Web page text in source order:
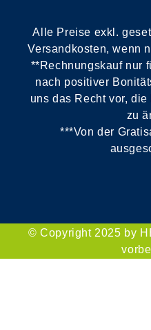
Alle Preise exkl.
Versandkosten, wenn
**Rechnungskauf nur
nach positiver
uns das Recht vor,
zu
***Von der
© Copyright 2025 by